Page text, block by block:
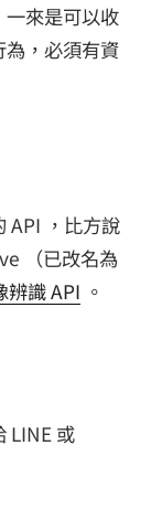
來是可以收
，必須有資
API ，比方說
（已改名為
辨識 API 。
LINE 或